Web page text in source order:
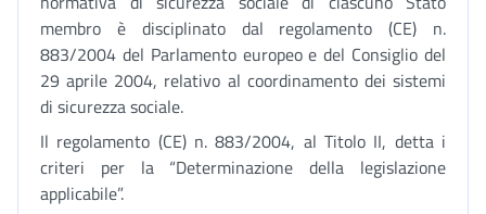
membro è disciplinato dal regolamento (CE) n.
883/2004 del Parlamento europeo e del Consiglio del
29 aprile 2004, relativo al coordinamento dei sistemi
di sicurezza sociale.
Il regolamento (CE) n. 883/2004, al Titolo II, detta i
criteri per la “Determinazione della legislazione
applicabile”.